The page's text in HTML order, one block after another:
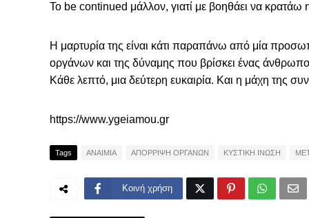
To be continued μάλλον, γιατί με βοηθάει να κρατάω
Η μαρτυρία της είναι κάτι παραπάνω από μία
οργάνων και της δύναμης που βρίσκει ένας
Kάθε λεπτό, μια δεύτερη ευκαιρία. Και η μάχη της
https://www.ygeiamou.gr
Tags ΑΝΑΙΜΙΑ ΑΠΟΡΡΙΨΗ ΟΡΓΑΝΩΝ ΚΥΣΤΙΚΗ ΙΝΩΣΗ
Κοινή χρήση